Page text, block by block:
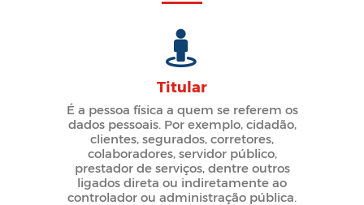
Titular
É a pessoa física a quem se referem os
dados pessoais. Por exemplo, cidadão,
clientes, segurados, corretores,
colaboradores, servidor público,
prestador de serviços, dentre outros
ligados direta ou indiretamente ao
controlador ou administração pública.